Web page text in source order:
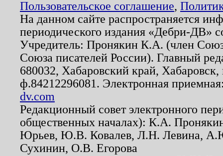
Пользовательское соглашение,
На данном сайте распространяется
периодического издания «Дебри-ДВ»
Учредитель: Пронякин К.А. (член
Союза писателей России). Главный
680032, Хабаровский край,
ф.84212296081. Электронная
dv.com
Редакционный совет электронного
общественных началах): К.А.
Юрьев, Ю.В. Ковалев, Л.Н. Левина,
Сухинин, О.В. Егорова